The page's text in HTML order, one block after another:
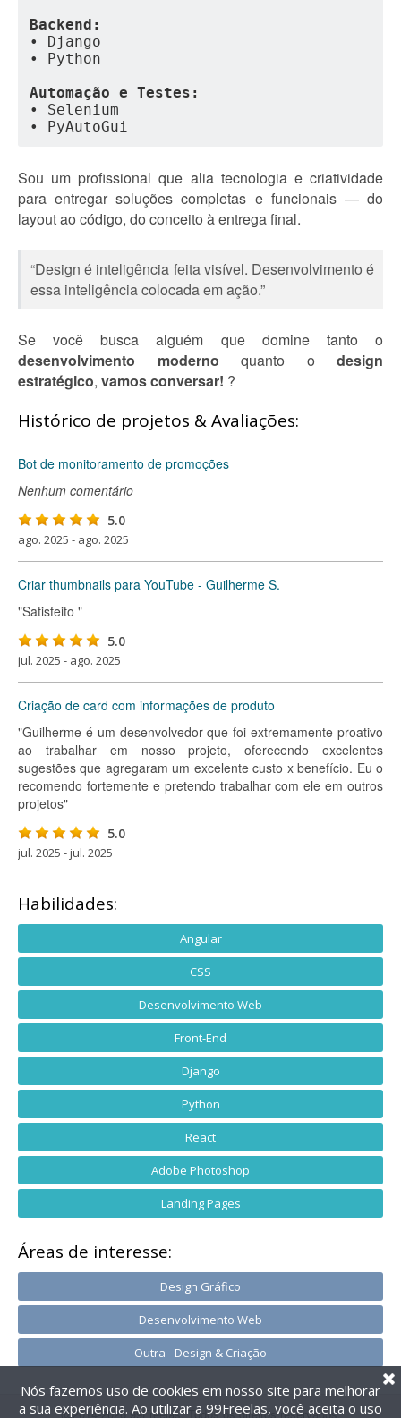
Backend:
• Django
• Python
Automação e Testes:
• Selenium
• PyAutoGui
Sou um profissional que alia tecnologia e criatividade
para entregar soluções completas e funcionais — do
layout ao código, do conceito à entrega final.
“Design é inteligência feita visível. Desenvolvimento é
essa inteligência colocada em ação.”
Se você busca alguém que domine tanto o
desenvolvimento moderno quanto o design
estratégico, vamos conversar! ?
Histórico de projetos & Avaliações:
Bot de monitoramento de promoções
Nenhum comentário
5.0
ago. 2025 - ago. 2025
Criar thumbnails para YouTube - Guilherme S.
"Satisfeito "
5.0
jul. 2025 - ago. 2025
Criação de card com informações de produto
"Guilherme é um desenvolvedor que foi extremamente proativo
ao trabalhar em nosso projeto, oferecendo excelentes
sugestões que agregaram um excelente custo x benefício. Eu o
recomendo fortemente e pretendo trabalhar com ele em outros
projetos"
5.0
jul. 2025 - jul. 2025
Habilidades:
Angular
CSS
Desenvolvimento Web
Front-End
Django
Python
React
Adobe Photoshop
Landing Pages
Áreas de interesse:
Design Gráfico
Desenvolvimento Web
Outra - Design & Criação
@2014-2026 99Freelas. Todos os direitos reservados.
Nós fazemos uso de cookies em nosso site para melhorar
a sua experiência. Ao utilizar a 99Freelas, você aceita o uso